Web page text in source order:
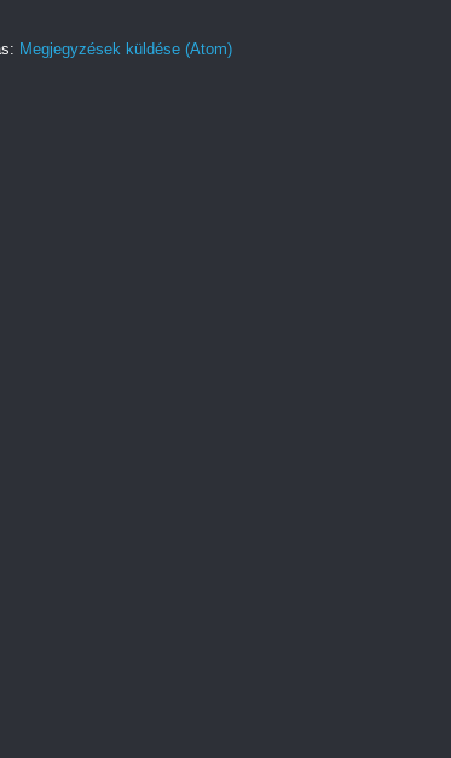
Megjegyzések küldése (Atom)